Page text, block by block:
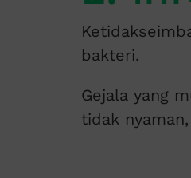
bakteri.
Gejala yang
tidak